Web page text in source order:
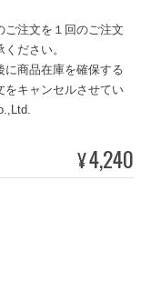
注文を１回のご注文
ださい。
商品在庫を確保する
をキャンセルさせてい
¥4,240